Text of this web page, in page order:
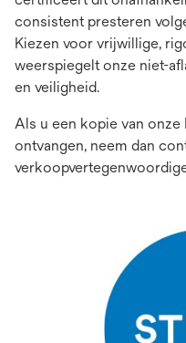
consistent presteren
Kiezen voor vrijwillige,
weerspiegelt onze niet-
en veiligheid.
Als u een kopie van
ontvangen, neem dan